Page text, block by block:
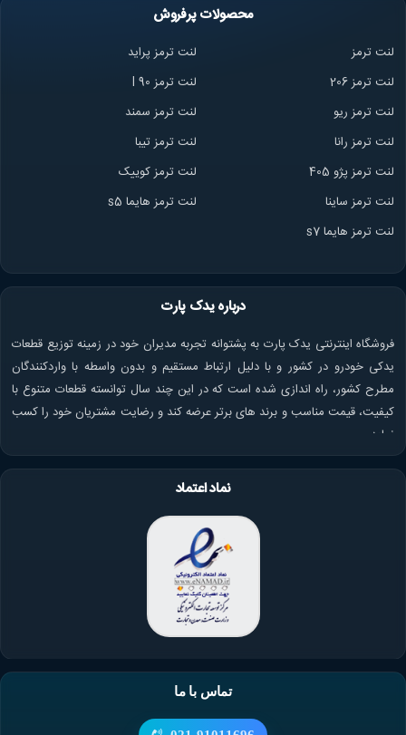
محصولات پرفروش
لنت ترمز
لنت ترمز پراید
لنت ترمز 206
لنت ترمز l 90
لنت ترمز ریو
لنت ترمز سمند
لنت ترمز رانا
لنت ترمز تیبا
لنت ترمز پژو 405
لنت ترمز کوییک
لنت ترمز ساینا
لنت ترمز هایما s5
لنت ترمز هایما s7
درباره یدک پارت
فروشگاه اینترنتی یدک پارت به پشتوانه تجربه مدیران خود در زمینه توزیع قطعات
یدکی خودرو در کشور و با دلیل ارتباط مستقیم و بدون واسطه با واردکنندگان
مطرح کشور، راه اندازی شده است که در این چند سال توانسته قطعات متنوع با
کیفیت، قیمت مناسب و برند های برتر عرضه کند و رضایت مشتریان خود را کسب
نماید.
نماد اعتماد
تماس با ما